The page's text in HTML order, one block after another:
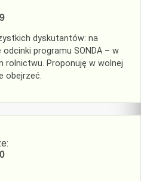
dyskutantów: na
programu SONDA – w
rolnictwu. Proponuję w wolnej
obejrzeć.